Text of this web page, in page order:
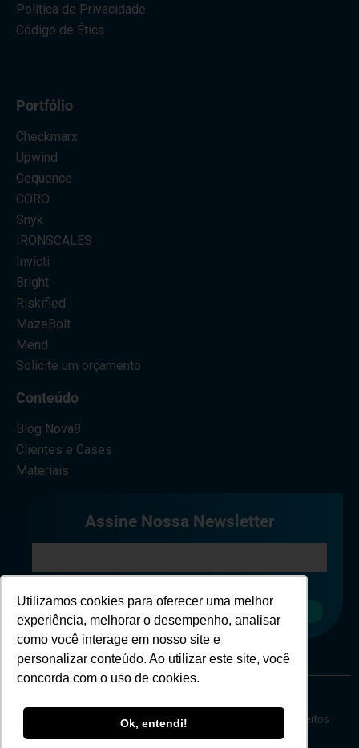
Utilizamos cookies para oferecer uma melhor
experiência, melhorar o desempenho, analisar
como você interage em nosso site e
personalizar conteúdo. Ao utilizar este site, você
concorda com o uso de cookies.
Ok, entendi!
Política de Privacidade
Código de Ética
Portfólio
Checkmarx
Upwind
Cequence
CORO
Snyk
IRONSCALES
Invicti
Bright
Riskified
MazeBolt
Mend
Solicite um orçamento
Conteúdo
Blog Nova8
Clientes e Cases
Materiais
Assine Nossa Newsletter
Copyright © Nova 8 Cybersecurity - 2026 - Todos os direitos